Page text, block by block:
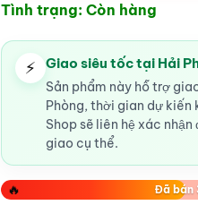
Tình trạng: Còn hàng
⚡ Giao siêu tốc tại Hải
Sản phẩm này hỗ trợ
Phòng, thời gian dự kiến
Shop sẽ liên hệ xác
giao cụ thể.
🔥 Đã bán